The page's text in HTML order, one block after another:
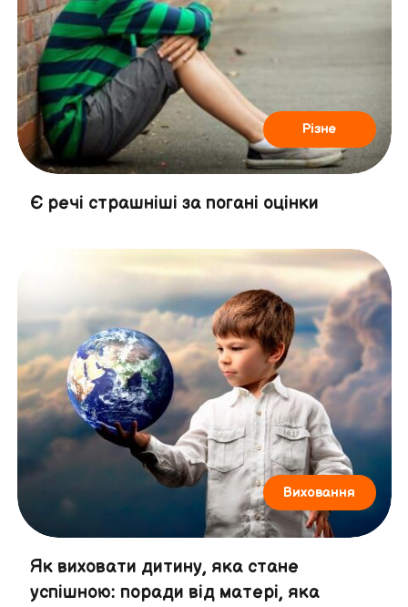
Різне
Є речі страшніші за погані оцінки
Виховання
Як виховати дитину, яка стане
успішною: поради від матері, яка